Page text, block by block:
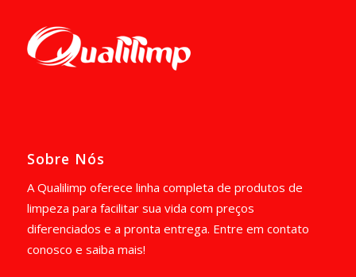
Sobre Nós
A Qualilimp oferece linha completa de produtos de
limpeza para facilitar sua vida com preços
diferenciados e a pronta entrega. Entre em contato
conosco e saiba mais!